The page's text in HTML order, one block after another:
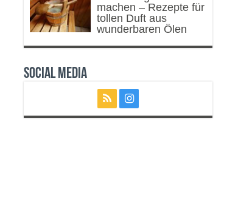
machen – Rezepte für
tollen Duft aus
wunderbaren Ölen
Social Media